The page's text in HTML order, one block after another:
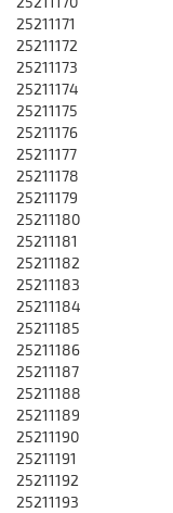
25211171
25211172
25211173
25211174
25211175
25211176
25211177
25211178
25211179
25211180
25211181
25211182
25211183
25211184
25211185
25211186
25211187
25211188
25211189
25211190
25211191
25211192
25211193